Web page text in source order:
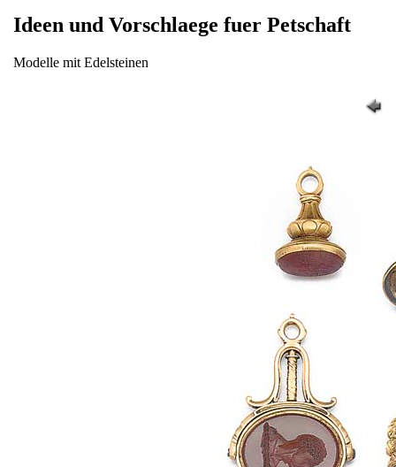
Ideen und Vorschlaege fuer Petschaft
Modelle mit Edelsteinen